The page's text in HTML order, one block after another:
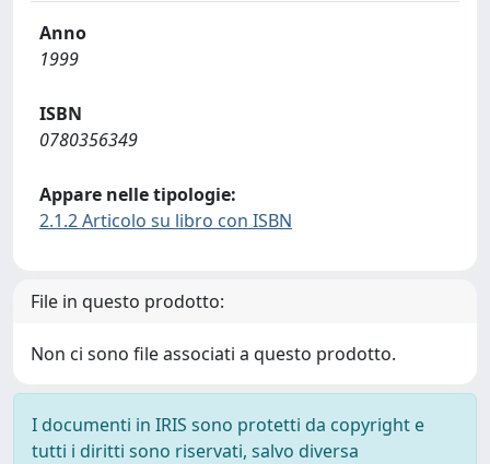
Anno
1999
ISBN
0780356349
Appare nelle tipologie:
2.1.2 Articolo su libro con ISBN
File in questo prodotto:
Non ci sono file associati a questo prodotto.
I documenti in IRIS sono protetti da copyright e
tutti i diritti sono riservati, salvo diversa